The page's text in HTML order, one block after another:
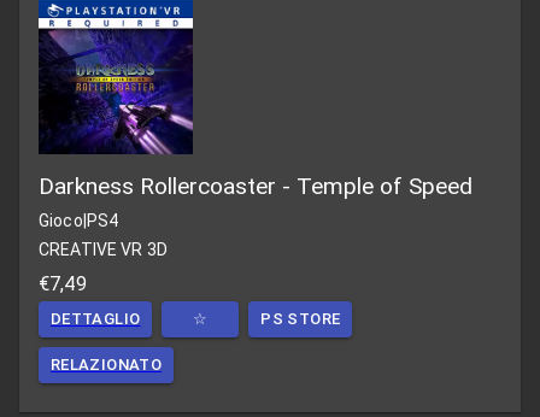
Darkness Rollercoaster - Temple of Speed
Gioco|PS4
CREATIVE VR 3D
€7,49
DETTAGLIO ☆ PS STORE
RELAZIONATO